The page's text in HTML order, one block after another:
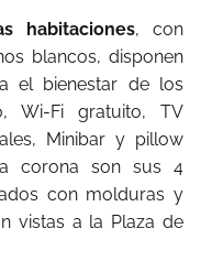
habitaciones, con
blancos, disponen
el bienestar de los
Wi-Fi gratuito, TV
Minibar y pillow
corona son sus 4
con molduras y
vistas a la Plaza de